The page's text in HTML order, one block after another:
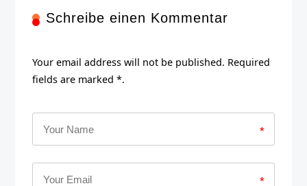
Schreibe einen Kommentar
Your email address will not be published. Required
fields are marked *.
*
*